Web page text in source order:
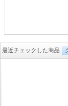
最近チェックした商品